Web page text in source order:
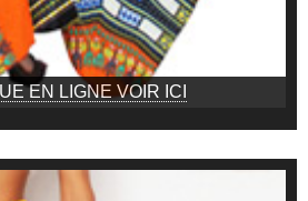
EN LIGNE VOIR ICI